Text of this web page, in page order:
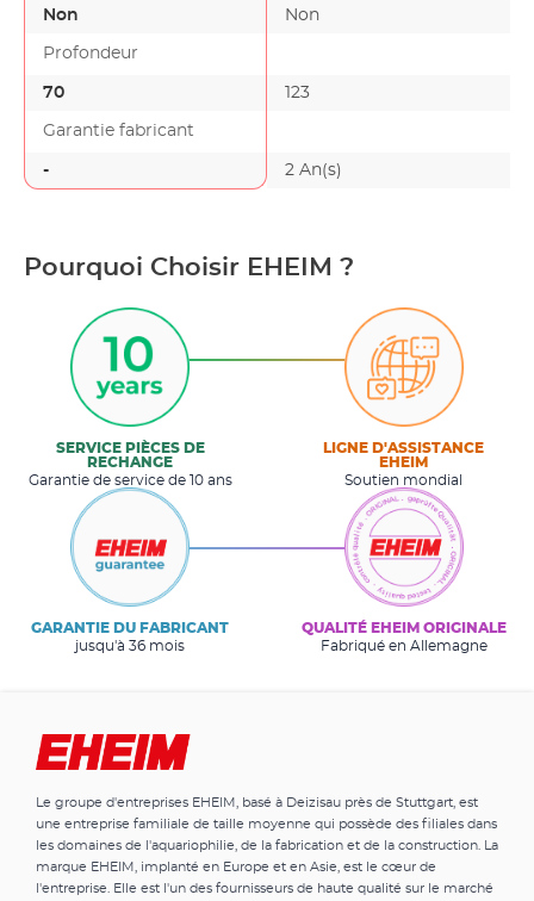
Non Non
Profondeur
70 123
Garantie fabricant
- 2 An(s)
Pourquoi Choisir EHEIM ?
SERVICE PIÈCES DE
RECHANGE
Garantie de service de 10 ans
LIGNE D'ASSISTANCE
EHEIM
Soutien mondial
GARANTIE DU FABRICANT
jusqu'à 36 mois
QUALITÉ EHEIM ORIGINALE
Fabriqué en Allemagne
Le groupe d'entreprises EHEIM, basé à Deizisau près de Stuttgart, est
une entreprise familiale de taille moyenne qui possède des filiales dans
les domaines de l'aquariophilie, de la fabrication et de la construction. La
marque EHEIM, implanté en Europe et en Asie, est le cœur de
l'entreprise. Elle est l'un des fournisseurs de haute qualité sur le marché